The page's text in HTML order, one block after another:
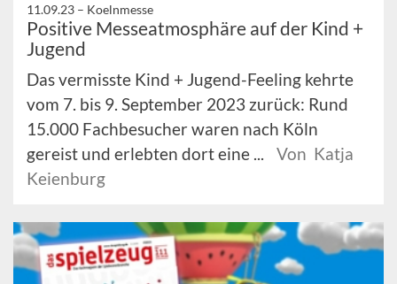
11.09.23 – Koelnmesse
Positive Messeatmosphäre auf der Kind +
Jugend
Das vermisste Kind + Jugend-Feeling kehrte
vom 7. bis 9. September 2023 zurück: Rund
15.000 Fachbesucher waren nach Köln
gereist und erlebten dort eine ...
Von Katja
Keienburg